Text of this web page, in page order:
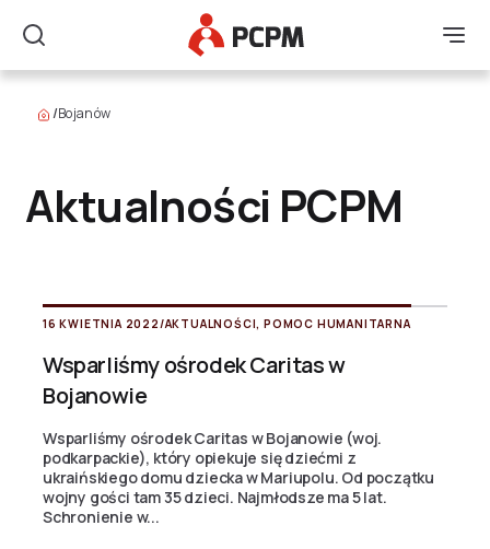
Szukaj
Główne Logo
/Bojanów
Aktualności PCPM
16 KWIETNIA 2022 /AKTUALNOŚCI,POMOC HUMANITARNA
Wsparliśmy ośrodek Caritas w
Bojanowie
Wsparliśmy ośrodek Caritas w Bojanowie (woj.
podkarpackie), który opiekuje się dziećmi z
ukraińskiego domu dziecka w Mariupolu. Od początku
wojny gości tam 35 dzieci. Najmłodsze ma 5 lat.
Schronienie w...